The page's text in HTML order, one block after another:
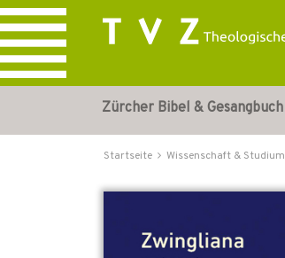
Zürcher Bibel & Gesangbuch
Startseite Wissenschaft & Studium